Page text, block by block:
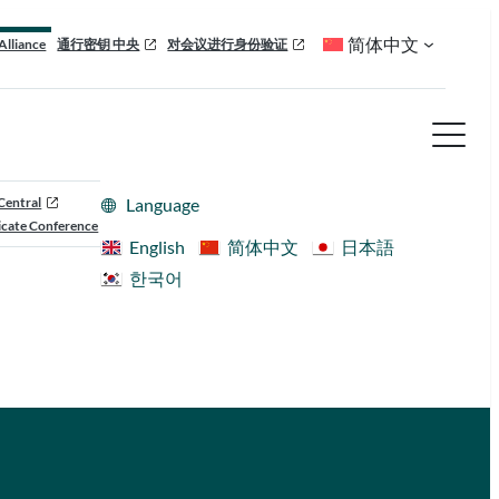
通行密钥 中央 对会议进行身份验证 简体中文
Conference
Language
English
简体中文
日本語
한국어